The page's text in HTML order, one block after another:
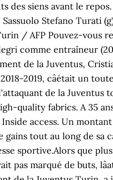
des siens avant le
Stefano Turati
/ AFP Pouvez-vous
comme entraîneur
de la Juventus,
2019, câétait un
de la Juventus
quality fabrics. A 35
access. Un
tout au long de sa
sportive.Alors que
pas marqué de buts,